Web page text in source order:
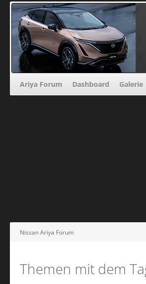
Ariya Forum Dashboard Galerie
Nissan Ariya Forum
Themen mit dem